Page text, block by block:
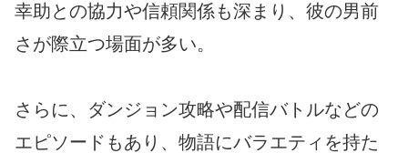
幸助との協力や信頼関係も深まり、彼の男前
さが際立つ場面が多い。
さらに、ダンジョン攻略や配信バトルなどの
エピソードもあり、物語にバラエティを持た